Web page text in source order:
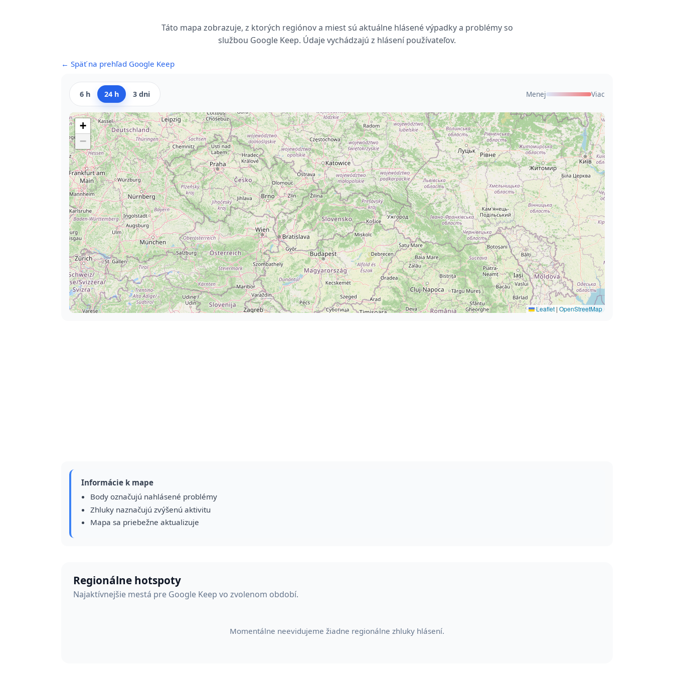
Táto mapa zobrazuje, z ktorých regiónov a miest sú aktuálne hlásené výpadky a problémy so
službou Google Keep. Údaje vychádzajú z hlásení používateľov.
← Späť na prehľad Google Keep
6 h 24 h 3 dni Menej Viac
+
−
Leaflet | OpenStreetMap
Informácie k mape
Body označujú nahlásené problémy
Zhluky naznačujú zvýšenú aktivitu
Mapa sa priebežne aktualizuje
Regionálne hotspoty
Najaktívnejšie mestá pre Google Keep vo zvolenom období.
Momentálne neevidujeme žiadne regionálne zhluky hlásení.